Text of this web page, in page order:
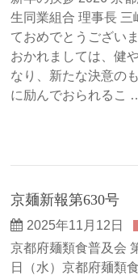
生同業組合 理事長 三
ておめでとうござい
おかれましては、健
なり、新たな決意の
に励んでおられるこ
京麺新報第630号
2025年11月12日
京都府麺類食普及会
日（水）京都府麺類